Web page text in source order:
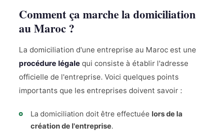
Comment ça marche la domiciliation
au Maroc ?
La domiciliation d'une entreprise au Maroc est une
procédure légale qui consiste à établir l'adresse
officielle de l'entreprise. Voici quelques points
importants que les entreprises doivent savoir :
La domiciliation doit être effectuée lors de la
création de l'entreprise.